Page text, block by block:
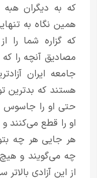
که به دیگران
همین نگاه به
که گزاره شما را
مصادیق آنچه را که
جامعه ایران
هستند که بدترین
او را قطع می‌کنند
هر جایی هر چه
چه می‌گویند و
از این آزادی بالاتر